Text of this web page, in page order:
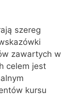
szereg
zawartych w
celem jest
kursu